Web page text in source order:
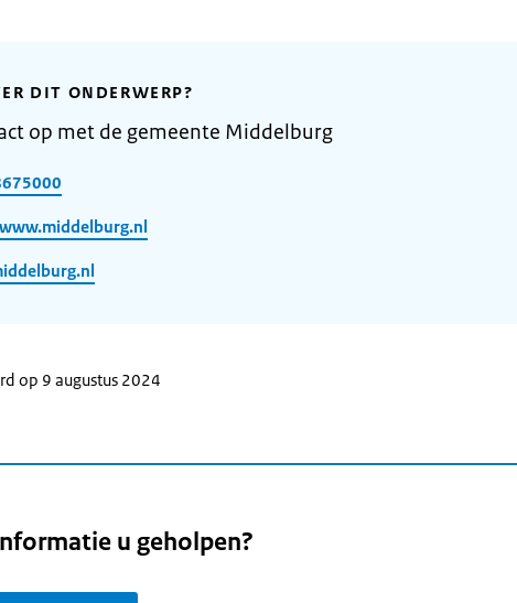
DIT ONDERWERP?
op met de gemeente Middelburg
op 9 augustus 2024
u geholpen?